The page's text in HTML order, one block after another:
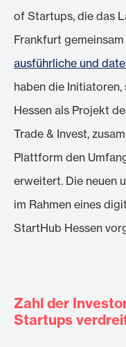
of Startups, die das
Frankfurt
ausführliche und
haben die
Hessen als Projekt
Trade & Invest,
Plattform den
erweitert. Die neuen
im Rahmen eines
StartHub Hessen
Zahl der
Startups